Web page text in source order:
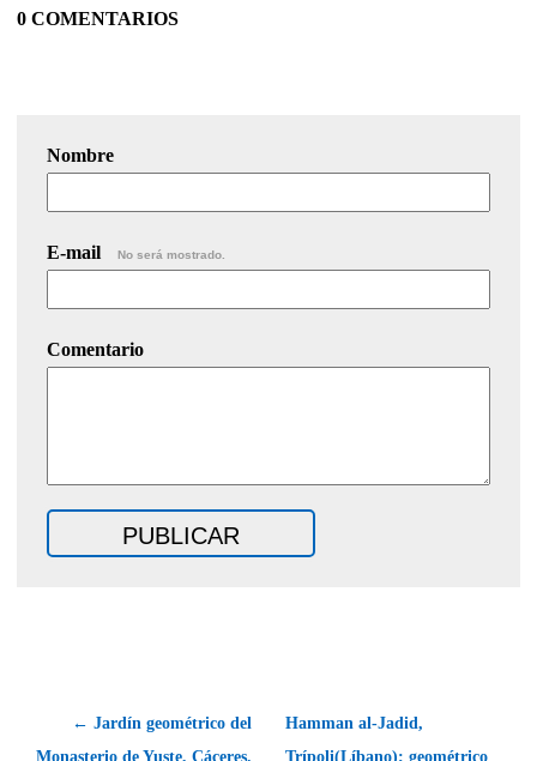
0 COMENTARIOS
Nombre
E-mail No será mostrado.
Comentario
← Jardín geométrico del
Monasterio de Yuste, Cáceres.
Hamman al-Jadid,
Trípoli(Líbano); geométrico